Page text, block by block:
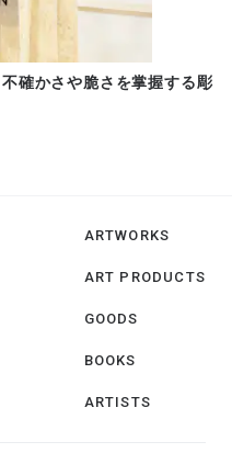
確かさや脆さを掌握する彫
ARTWORKS
ART PRODUCTS
GOODS
BOOKS
ARTISTS